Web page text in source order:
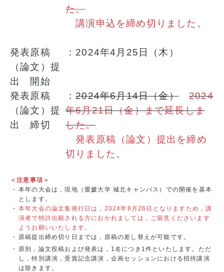
た。
講演申込を締め切りました。
発表原稿
（論文）提
出 開始
：2024年4月25日（木）
発表原稿
（論文）提
出 締切
：2024年6月14日（金）
2024
年6月21日（金）まで延長しま
した。
発表原稿（論文）提出を締め
切りました。
＜注意事項＞
・ 本年の大会は，現地（愛媛大学 城北キャンパス）での開催を基本
とします。
・ 本年大会の論文集発行日は，2024年8月26日となりますため，講
演者で特許出願される方におかれましては，ご留意くださいます
ようお願いいたします。
・
原稿提出締め切り日までは，原稿の差し替えが可能です。
・
原則，論文投稿および発表は，1名につき1件といたします。ただ
し，特別講演，受賞記念講演，企画セッションにおける招待講演
は除きます。